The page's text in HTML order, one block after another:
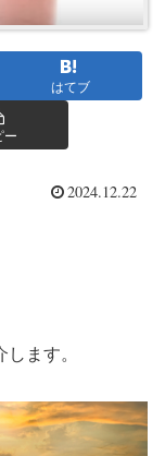
はてブ
ー
2024.12.22
ます。